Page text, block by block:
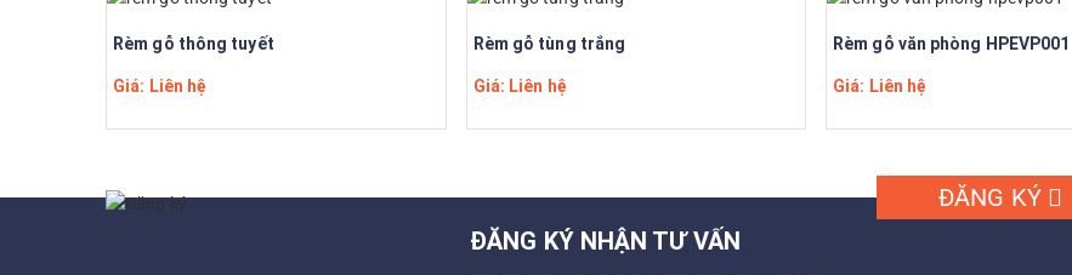
Rèm gỗ thông tuyết
Giá: Liên hệ
Rèm gỗ tùng trắng
Giá: Liên hệ
Rèm gỗ văn phòng HPEVP001
Giá: Liên hệ
ĐĂNG KÝ NHẬN TƯ VẤN
ĐĂNG KÝ